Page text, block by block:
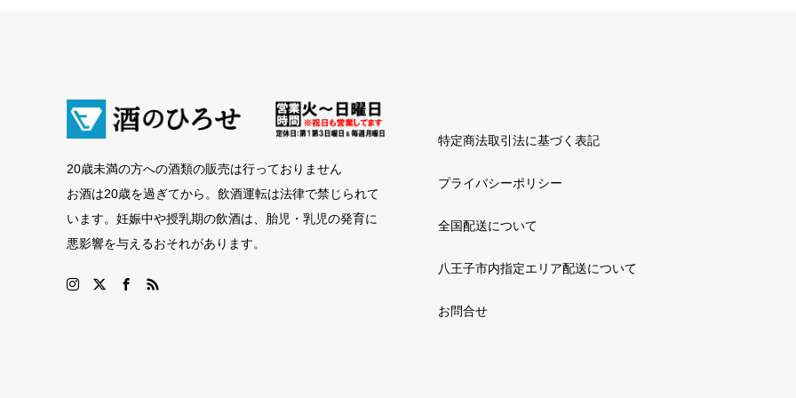
20歳未満の方への酒類の販売は行っておりません
お酒は20歳を過ぎてから。飲酒運転は法律で禁じられて
います。妊娠中や授乳期の飲酒は、胎児・乳児の発育に
悪影響を与えるおそれがあります。
特定商法取引法に基づく表記
プライバシーポリシー
全国配送について
八王子市内指定エリア配送について
お問合せ